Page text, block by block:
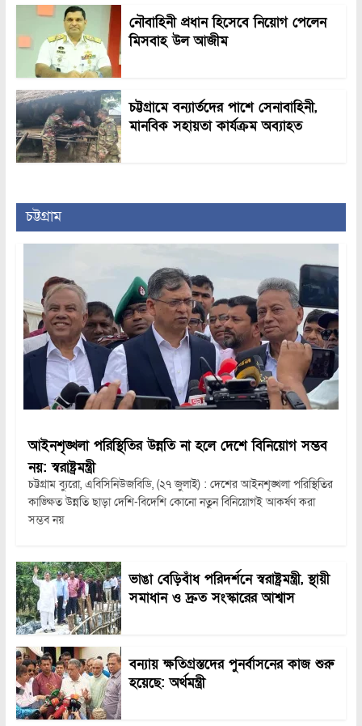
নৌবাহিনী প্রধান হিসেবে নিয়োগ পেলেন
মিসবাহ উল আজীম
চট্টগ্রামে বন্যার্তদের পাশে সেনাবাহিনী,
মানবিক সহায়তা কার্যক্রম অব্যাহত
চট্টগ্রাম
আইনশৃঙ্খলা পরিস্থিতির উন্নতি না হলে দেশে বিনিয়োগ সম্ভব
নয়: স্বরাষ্ট্রমন্ত্রী
চট্টগ্রাম ব্যুরো, এবিসিনিউজবিডি, (২৭ জুলাই) : দেশের আইনশৃঙ্খলা পরিস্থিতির
কাঙ্ক্ষিত উন্নতি ছাড়া দেশি-বিদেশি কোনো নতুন বিনিয়োগই আকর্ষণ করা
সম্ভব নয়
ভাঙা বেড়িবাঁধ পরিদর্শনে স্বরাষ্ট্রমন্ত্রী, স্থায়ী
সমাধান ও দ্রুত সংস্কারের আশ্বাস
বন্যায় ক্ষতিগ্রস্তদের পুনর্বাসনের কাজ শুরু
হয়েছে: অর্থমন্ত্রী